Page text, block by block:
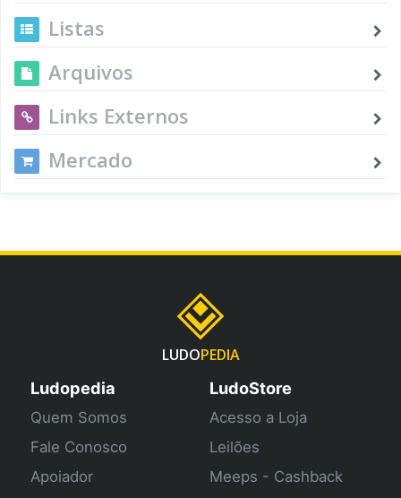
Listas
Arquivos
Links Externos
Mercado
LUDOPEDIA
Ludopedia
Quem Somos
Fale Conosco
Apoiador
LudoStore
Acesso a Loja
Leilões
Meeps - Cashback